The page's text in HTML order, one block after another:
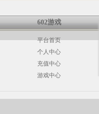
602游戏
平台首页
个人中心
充值中心
游戏中心